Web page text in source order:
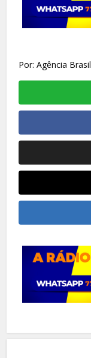
Por: Agência Brasil